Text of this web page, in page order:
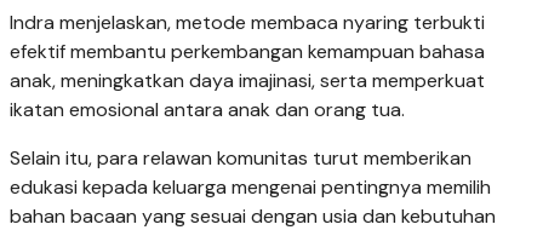
Indra menjelaskan, metode membaca nyaring terbukti
efektif membantu perkembangan kemampuan bahasa
anak, meningkatkan daya imajinasi, serta memperkuat
ikatan emosional antara anak dan orang tua.
Selain itu, para relawan komunitas turut memberikan
edukasi kepada keluarga mengenai pentingnya memilih
bahan bacaan yang sesuai dengan usia dan kebutuhan